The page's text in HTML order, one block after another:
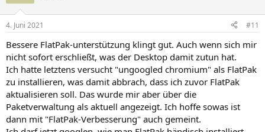
e
:
4. Juni 2021 #11
Bessere FlatPak-unterstützung klingt gut. Auch wenn sich mir
nicht sofort erschließt, was der Desktop damit zutun hat.
Ich hatte letztens versucht "ungoogled chromium" als FlatPak
zu installieren, was damit abbrach, dass ich zuvor FlatPak
aktualisieren soll. Das wurde mir aber über die
Paketverwaltung als aktuell angezeigt. Ich hoffe sowas ist
dann mit "FlatPak-Verbesserung" auch gemeint.